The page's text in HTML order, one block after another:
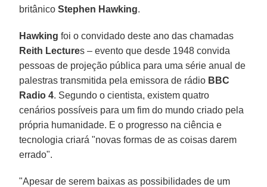
britânicoStephen Hawking.
Hawking foi o convidado deste ano das chamadas
Reith Lectures – evento que desde 1948 convida
pessoas de projeção pública para uma série anual de
palestras transmitida pela emissora de rádio BBC
Radio 4. Segundo o cientista, existem quatro
cenários possíveis para um fim do mundo criado pela
própria humanidade. E o progresso na ciência e
tecnologia criará "novas formas de as coisas darem
errado".
"Apesar de serem baixas as possibilidades de um